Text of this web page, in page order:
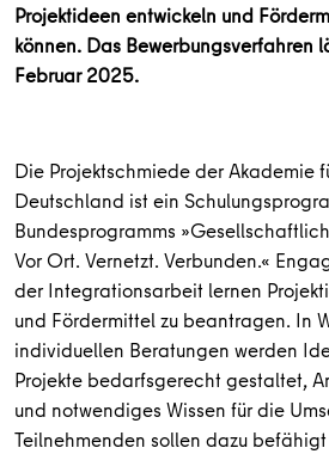
Projektideen entwickeln und
können. Das Bewerbungsverfahren
Februar 2025.
Die Projektschmiede der Akademie
Deutschland ist ein
Bundesprogramms
Vor Ort. Vernetzt. Verbunden.«
der Integrationsarbeit lernen
und Fördermittel zu beantragen. In
individuellen Beratungen werden
Projekte bedarfsgerecht gestaltet,
und notwendiges Wissen für die
Teilnehmenden sollen dazu